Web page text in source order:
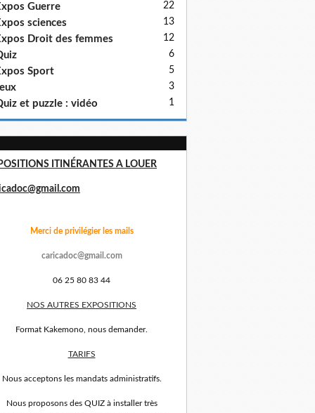
Guerre 22
sciences 13
Droit des femmes 12
6
Sport 5
3
et puzzle : vidéo 1
ITINÉRANTES A LOUER
Merci de privilégier les mails
caricadoc@gmail.com
06 25 80 83 44
NOS AUTRES EXPOSITIONS
Format Kakemono, nous demander.
TARIFS
Nous acceptons les mandats administratifs.
Nous proposons des QUIZ à installer très